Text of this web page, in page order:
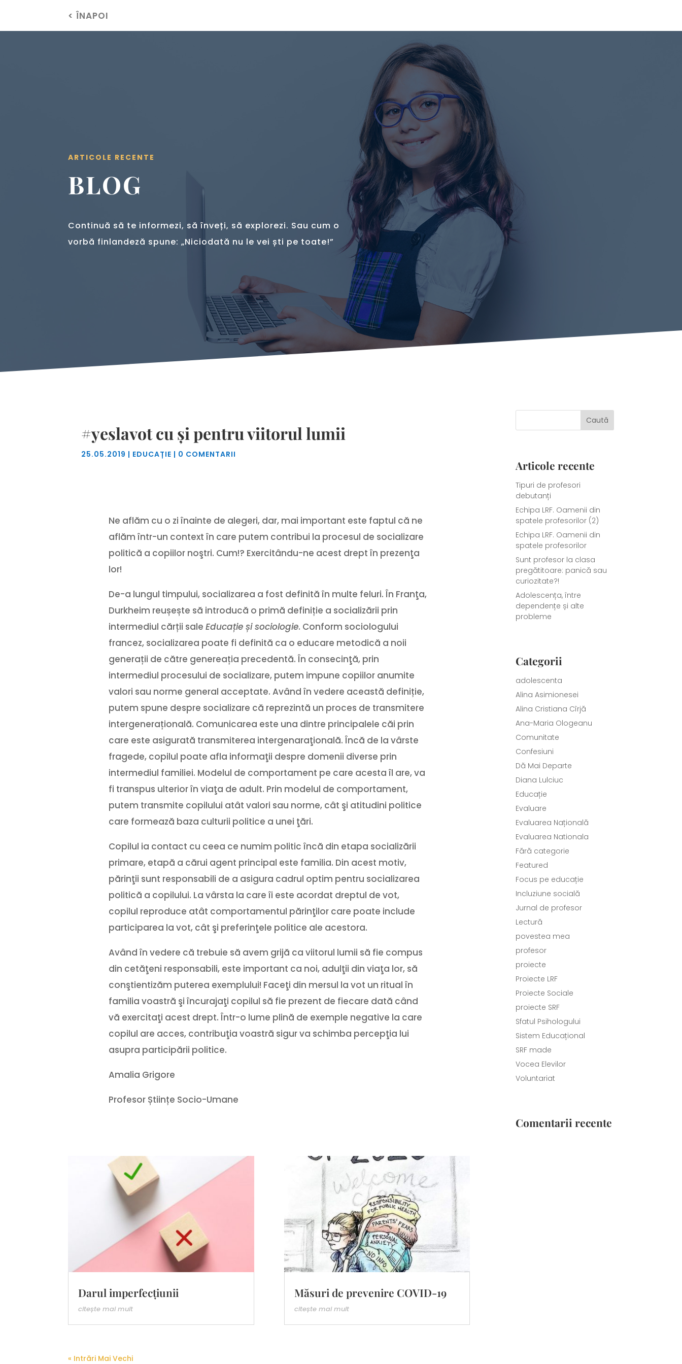
< ÎNAPOI
ARTICOLE RECENTE
BLOG
Continuă să te informezi, să înveți, să explorezi. Sau cum o
vorbă finlandeză spune: „Niciodată nu le vei ști pe toate!”
#yeslavot cu şi pentru viitorul lumii
25.05.2019 | EDUCAȚIE | 0 COMENTARII
Ne aflăm cu o zi înainte de alegeri, dar, mai important este faptul că ne
aflăm într-un context în care putem contribui la procesul de socializare
politică a copiilor noştri. Cum!? Exercitându-ne acest drept în prezenţa
lor!
De-a lungul timpului, socializarea a fost definită în multe feluri. În Franţa,
Durkheim reușește să introducă o primă definiție a socializării prin
intermediul cărții sale Educație și sociologie. Conform sociologului
francez, socializarea poate fi definită ca o educare metodică a noii
generații de către genereația precedentă. În consecinţă, prin
intermediul procesului de socializare, putem impune copiilor anumite
valori sau norme general acceptate. Având în vedere această definiție,
putem spune despre socializare că reprezintă un proces de transmitere
intergenerațională. Comunicarea este una dintre principalele căi prin
care este asigurată transmiterea intergenaraţională. Încă de la vârste
fragede, copilul poate afla informaţii despre domenii diverse prin
intermediul familiei. Modelul de comportament pe care acesta îl are, va
fi transpus ulterior în viaţa de adult. Prin modelul de comportament,
putem transmite copilului atât valori sau norme, cât şi atitudini politice
care formează baza culturii politice a unei ţări.
Copilul ia contact cu ceea ce numim politic încă din etapa socializării
primare, etapă a cărui agent principal este familia. Din acest motiv,
părinţii sunt responsabili de a asigura cadrul optim pentru socializarea
politică a copilului. La vârsta la care îi este acordat dreptul de vot,
copilul reproduce atât comportamentul părinţilor care poate include
participarea la vot, cât şi preferinţele politice ale acestora.
Având în vedere că trebuie să avem grijă ca viitorul lumii să fie compus
din cetăţeni responsabili, este important ca noi, adulţii din viaţa lor, să
conştientizăm puterea exemplului! Faceţi din mersul la vot un ritual în
familia voastră şi încurajaţi copilul să fie prezent de fiecare dată când
vă exercitaţi acest drept. Într-o lume plină de exemple negative la care
copilul are acces, contribuţia voastră sigur va schimba percepţia lui
asupra participării politice.
Amalia Grigore
Profesor Științe Socio-Umane
Darul imperfecțiunii
citește mai mult
Măsuri de prevenire COVID-19
citește mai mult
« Intrări Mai Vechi
Articole recente
Tipuri de profesori
debutanți
Echipa LRF. Oamenii din
spatele profesorilor (2)
Echipa LRF. Oamenii din
spatele profesorilor
Sunt profesor la clasa
pregătitoare: panică sau
curiozitate?!
Adolescența, între
dependențe și alte
probleme
Categorii
adolescenta
Alina Asimionesei
Alina Cristiana Cîrjă
Ana-Maria Ologeanu
Comunitate
Confesiuni
Dă Mai Departe
Diana Lulciuc
Educație
Evaluare
Evaluarea Națională
Evaluarea Nationala
Fără categorie
Featured
Focus pe educație
Incluziune socială
Jurnal de profesor
Lectură
povestea mea
profesor
proiecte
Proiecte LRF
Proiecte Sociale
proiecte SRF
Sfatul Psihologului
Sistem Educațional
SRF made
Vocea Elevilor
Voluntariat
Comentarii recente